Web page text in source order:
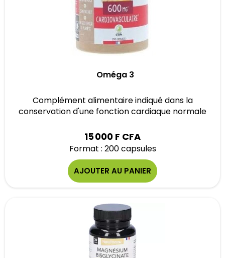
Oméga 3
Complément alimentaire indiqué dans la
conservation d'une fonction cardiaque normale
15 000 F CFA
Format : 200 capsules
AJOUTER AU PANIER